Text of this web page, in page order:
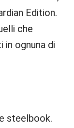
Edition.
che
ognuna di
steelbook.